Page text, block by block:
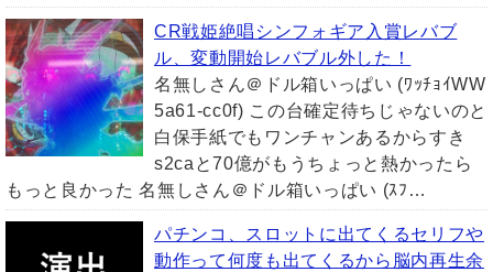
CR戦姫絶唱シンフォギア入賞レバブ
ル、変動開始レバブル外した！
名無しさん＠ドル箱いっぱい (ﾜｯﾁｮｲWW
5a61-cc0f) この台確定待ちじゃないのと
白保手紙でもワンチャンあるからすき
s2caと70億がもうちょっと熱かったら
もっと良かった 名無しさん＠ドル箱いっぱい (ｽﾌ…
パチンコ、スロットに出てくるセリフや
動作って何度も出てくるから脳内再生余